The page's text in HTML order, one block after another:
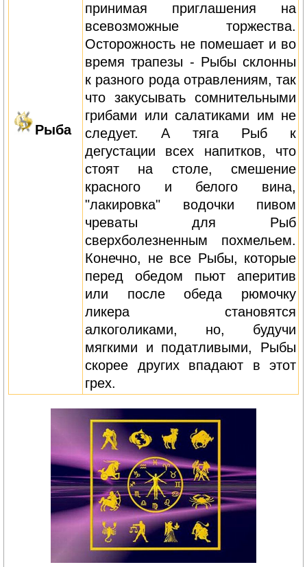
Рыба
принимая приглашения на
всевозможные торжества.
Осторожность не помешает и во
время трапезы - Рыбы склонны
к разного рода отравлениям, так
что закусывать сомнительными
грибами или салатиками им не
следует. А тяга Рыб к
дегустации всех напитков, что
стоят на столе, смешение
красного и белого вина,
"лакировка" водочки пивом
чреваты для Рыб
сверхболезненным похмельем.
Конечно, не все Рыбы, которые
перед обедом пьют аперитив
или после обеда рюмочку
ликера становятся
алкоголиками, но, будучи
мягкими и податливыми, Рыбы
скорее других впадают в этот
грех.